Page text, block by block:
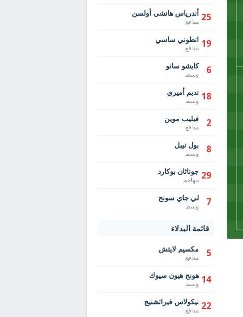
25 أندرياس هانشي أولسن
مدافع
19 انطوني ساسي
مدافع
6 كايشو سانو
وسط
18 نديم أميري
وسط
2 فيليب موين
مدافع
8 بول نيبل
وسط
29 جوناثان بوكارد
مهاجم
7 لي جاي سونج
وسط
قائمة البدلاء
5 مكسيم لايتش
مدافع
14 هونج هيون سيوك
وسط
22 نيكولاس فيراتشنيج
مدافع